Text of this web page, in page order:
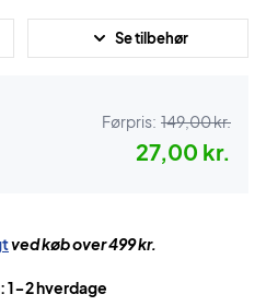
Se tilbehør
Førpris: 149,00 kr.
27,00 kr.
ved køb over 499 kr.
1-2 hverdage